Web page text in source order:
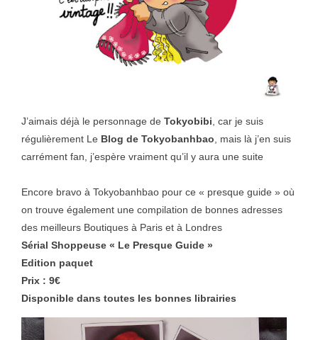
J’aimais déjà le personnage de Tokyobibi , car je suis
régulièrement Le Blog de Tokyobanhbao , mais là j’en suis
carrément fan, j’espère vraiment qu’il y aura une suite
Encore bravo à Tokyobanhbao pour ce « presque guide » où
on trouve également une compilation de bonnes adresses
des meilleurs Boutiques à Paris et à Londres
Sérial Shoppeuse « Le Presque Guide »
Edition paquet
Prix : 9€
Disponible dans toutes les bonnes librairies